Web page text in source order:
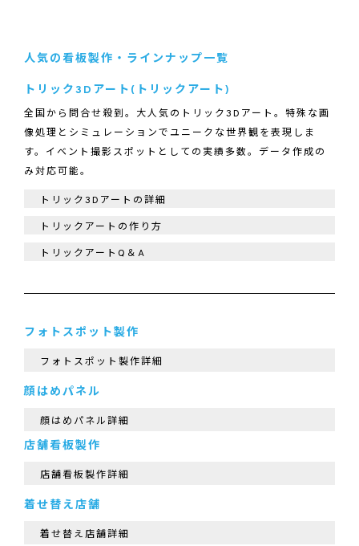
人気の看板製作・ラインナップ一覧
トリック3Dアート(トリックアート)
全国から問合せ殺到。大人気のトリック3Dアート。特殊な画
像処理とシミュレーションでユニークな世界観を表現しま
す。イベント撮影スポットとしての実績多数。データ作成の
み対応可能。
トリック3Dアートの詳細
トリックアートの作り方
トリックアートQ＆A
フォトスポット製作
フォトスポット製作詳細
顔はめパネル
顔はめパネル詳細
店舗看板製作
店舗看板製作詳細
着せ替え店舗
着せ替え店舗詳細